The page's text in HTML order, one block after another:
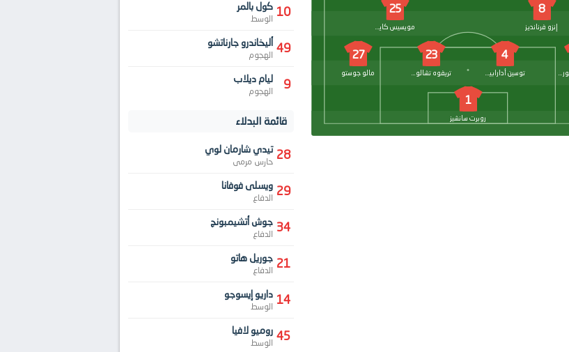
8
إنزو فرنانديز
25
مويسيس كايسيدو
مارك كوكوريلا
4
توسين أدارابيويو
23
تريفوه تشالوباه
27
مالو جوستو
1
روبرت سانشيز
10 كول بالمر
الوسط
49 أليخاندرو جارناتشو
الهجوم
9 ليام ديلاب
الهجوم
قائمة البدلاء
28 تيدي شارمان لوي
حارس مرمى
29 ويسلى فوفانا
الدفاع
34 جوش أتشيمبونج
الدفاع
21 جوريل هاتو
الدفاع
14 داريو إيسوجو
الوسط
45 روميو لافيا
الوسط